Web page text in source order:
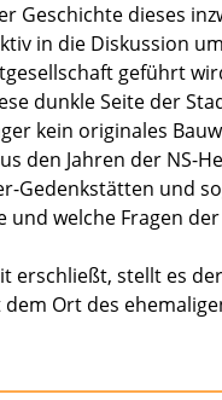
Geschichte dieses
in die Diskussion
geführt
dunkle Seite der
kein originales
den Jahren der NS-
Gedenkstätten und
welche Fragen
erschließt, stellt es
Ort des